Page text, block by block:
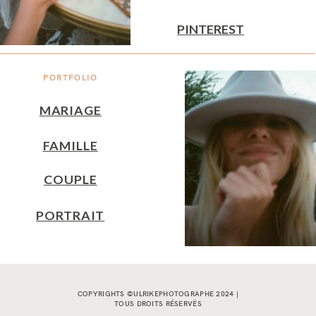
PORTFOLIO
MARIAGE
FAMILLE
PINTEREST
COUPLE
PORTRAIT
COPYRIGHTS ©ULRIKEPHOTOGRAPHE 2024 |
TOUS DROITS RÉSERVÉS